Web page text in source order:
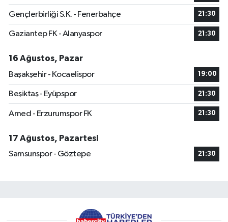
Gençlerbirliği S.K. - Fenerbahçe 21:30
Gaziantep FK - Alanyaspor 21:30
16 Ağustos, Pazar
Başakşehir - Kocaelispor
19:00
Beşiktaş - Eyüpspor 21:30
Amed - Erzurumspor FK 21:30
17 Ağustos, Pazartesi
Samsunspor - Göztepe
21:30